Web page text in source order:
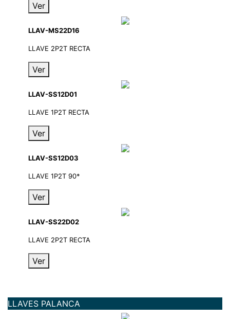
Ver
LLAV-MS22D16
LLAVE 2P2T RECTA
Ver
LLAV-SS12D01
LLAVE 1P2T RECTA
Ver
LLAV-SS12D03
LLAVE 1P2T 90*
Ver
LLAV-SS22D02
LLAVE 2P2T RECTA
Ver
LLAVES PALANCA